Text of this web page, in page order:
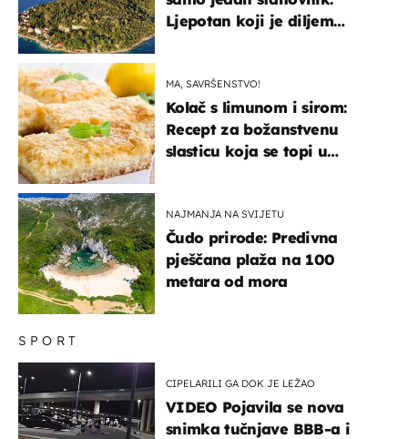
SPORT
CIPELARILI GA DOK JE LEŽAO
VIDEO Pojavila se nova
snimka tučnjave BBB-a i
Ljepotan koji je diljem
MA, SAVRŠENSTVO!
Kolač s limunom i sirom:
Recept za božanstvenu
slasticu koja se topi u
NAJMANJA NA SVIJETU
Čudo prirode: Predivna
pješčana plaža na 100
metara od mora